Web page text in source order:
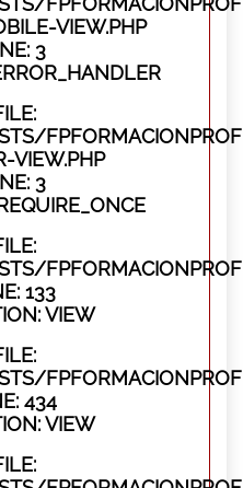
VIEW.PHP
3
VIEW.PHP
3
133
VIEW
434
VIEW